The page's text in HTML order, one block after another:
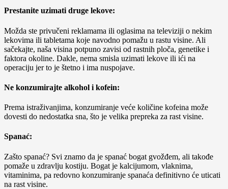
Prestanite uzimati druge lekove:
Možda ste privučeni reklamama ili oglasima na televiziji o nekim
lekovima ili tabletama koje navodno pomažu u rastu visine. Ali
sačekajte, naša visina potpuno zavisi od rastnih ploča, genetike i
faktora okoline. Dakle, nema smisla uzimati lekove ili ići na
operaciju jer to je štetno i ima nuspojave.
Ne konzumirajte alkohol i kofein:
Prema istraživanjima, konzumiranje veće količine kofeina može
dovesti do nedostatka sna, što je velika prepreka za rast visine.
Spanać:
Zašto spanać? Svi znamo da je spanać bogat gvožđem, ali takođe
pomaže u zdravlju kostiju. Bogat je kalcijumom, vlaknima,
vitaminima, pa redovno konzumiranje spanaća definitivno će uticati
na rast visine.